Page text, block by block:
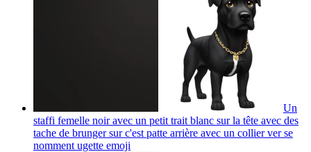
Un
staffi femelle noir avec un petit trait blanc sur la tête avec des
tache de brunger sur c'est patte arrière avec un collier ver se
nomment ugette emoji